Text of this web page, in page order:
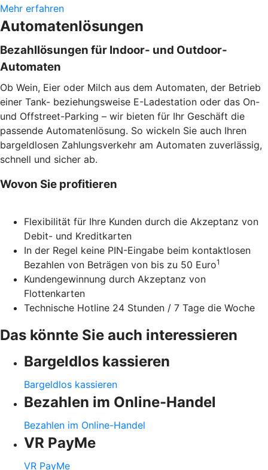
Mehr erfahren
Automatenlösungen
Bezahllösungen für Indoor- und Outdoor-
Automaten
Ob Wein, Eier oder Milch aus dem Automaten, der Betrieb
einer Tank- beziehungsweise E-Ladestation oder das On-
und Offstreet-Parking – wir bieten für Ihr Geschäft die
passende Automatenlösung. So wickeln Sie auch Ihren
bargeldlosen Zahlungsverkehr am Automaten zuverlässig,
schnell und sicher ab.
Wovon Sie profitieren
Flexibilität für Ihre Kunden durch die Akzeptanz von
Debit- und Kreditkarten
In der Regel keine PIN-Eingabe beim kontaktlosen
Bezahlen von Beträgen von bis zu 50 Euro1
Kundengewinnung durch Akzeptanz von
Flottenkarten
Technische Hotline 24 Stunden / 7 Tage die Woche
Das könnte Sie auch interessieren
Bargeldlos kassieren
Bargeldlos kassieren
Bezahlen im Online-Handel
Bezahlen im Online-Handel
VR PayMe
VR PayMe